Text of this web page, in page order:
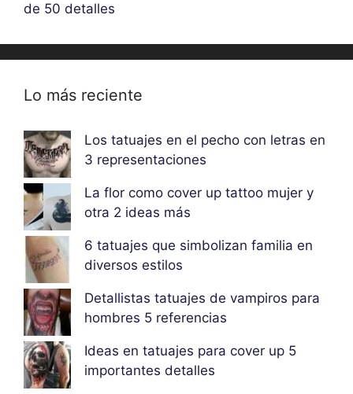
de 50 detalles
Lo más reciente
Los tatuajes en el pecho con letras en
3 representaciones
La flor como cover up tattoo mujer y
otra 2 ideas más
6 tatuajes que simbolizan familia en
diversos estilos
Detallistas tatuajes de vampiros para
hombres 5 referencias
Ideas en tatuajes para cover up 5
importantes detalles